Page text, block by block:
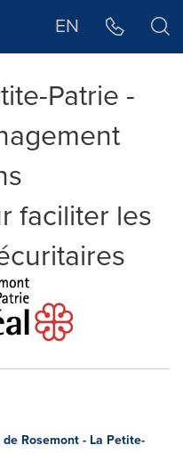
EN
Patrie -
faciliter les
Rosemont - La Petite-